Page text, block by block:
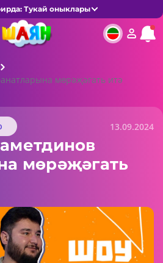
Тукай оныклары
мөрәҗәгать итә
13.09.2024
мөрәҗәгать